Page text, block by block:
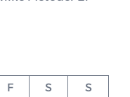
F S S